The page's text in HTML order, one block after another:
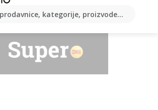
kategorije, proizvode...